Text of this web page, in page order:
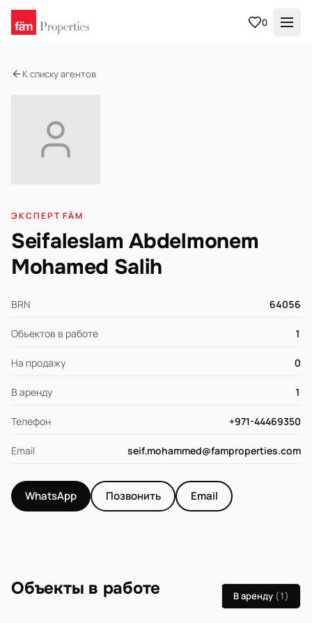
0
К списку агентов
ЭКСПЕРТ FÄM
Seifaleslam Abdelmonem
Mohamed Salih
BRN 64056
Объектов в работе 1
На продажу 0
В аренду 1
Телефон +971-44469350
Email seif.mohammed@famproperties.com
WhatsApp Позвонить Email
Объекты в работе В аренду (1)